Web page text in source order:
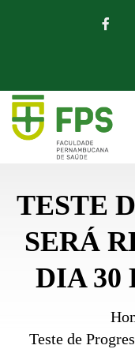
TESTE
SERÁ
DIA 30
Teste de